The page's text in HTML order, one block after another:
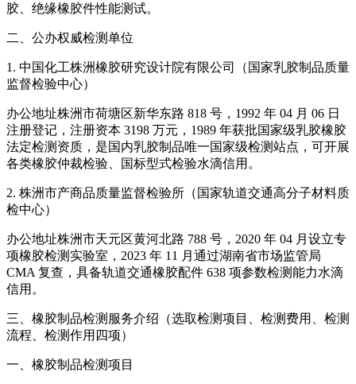
胶、绝缘橡胶件性能测试。
二、公办权威检测单位
1. 中国化工株洲橡胶研究设计院有限公司（国家乳胶制品质量
监督检验中心）
办公地址株洲市荷塘区新华东路 818 号，1992 年 04 月 06 日
注册登记，注册资本 3198 万元，1989 年获批国家级乳胶橡胶
法定检测资质，是国内乳胶制品唯一国家级检测站点，可开展
各类橡胶仲裁检验、国标型式检验水滴信用。
2. 株洲市产商品质量监督检验所（国家轨道交通高分子材料质
检中心）
办公地址株洲市天元区黄河北路 788 号，2020 年 04 月设立专
项橡胶检测实验室，2023 年 11 月通过湖南省市场监管局
CMA 复查，具备轨道交通橡胶配件 638 项参数检测能力水滴
信用。
三、橡胶制品检测服务介绍（选取检测项目、检测费用、检测
流程、检测作用四项）
一、橡胶制品检测项目